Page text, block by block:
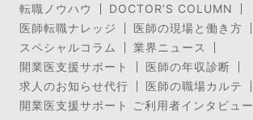
転職ノウハウ
DOCTOR’S COLUMN
医師転職ナレッジ
医師の現場と働き方
スペシャルコラム
業界ニュース
開業医支援サポート
医師の年収診断
求人のお知らせ代行
医師の職場カルテ
開業医支援サポート ご利用者インタビュー